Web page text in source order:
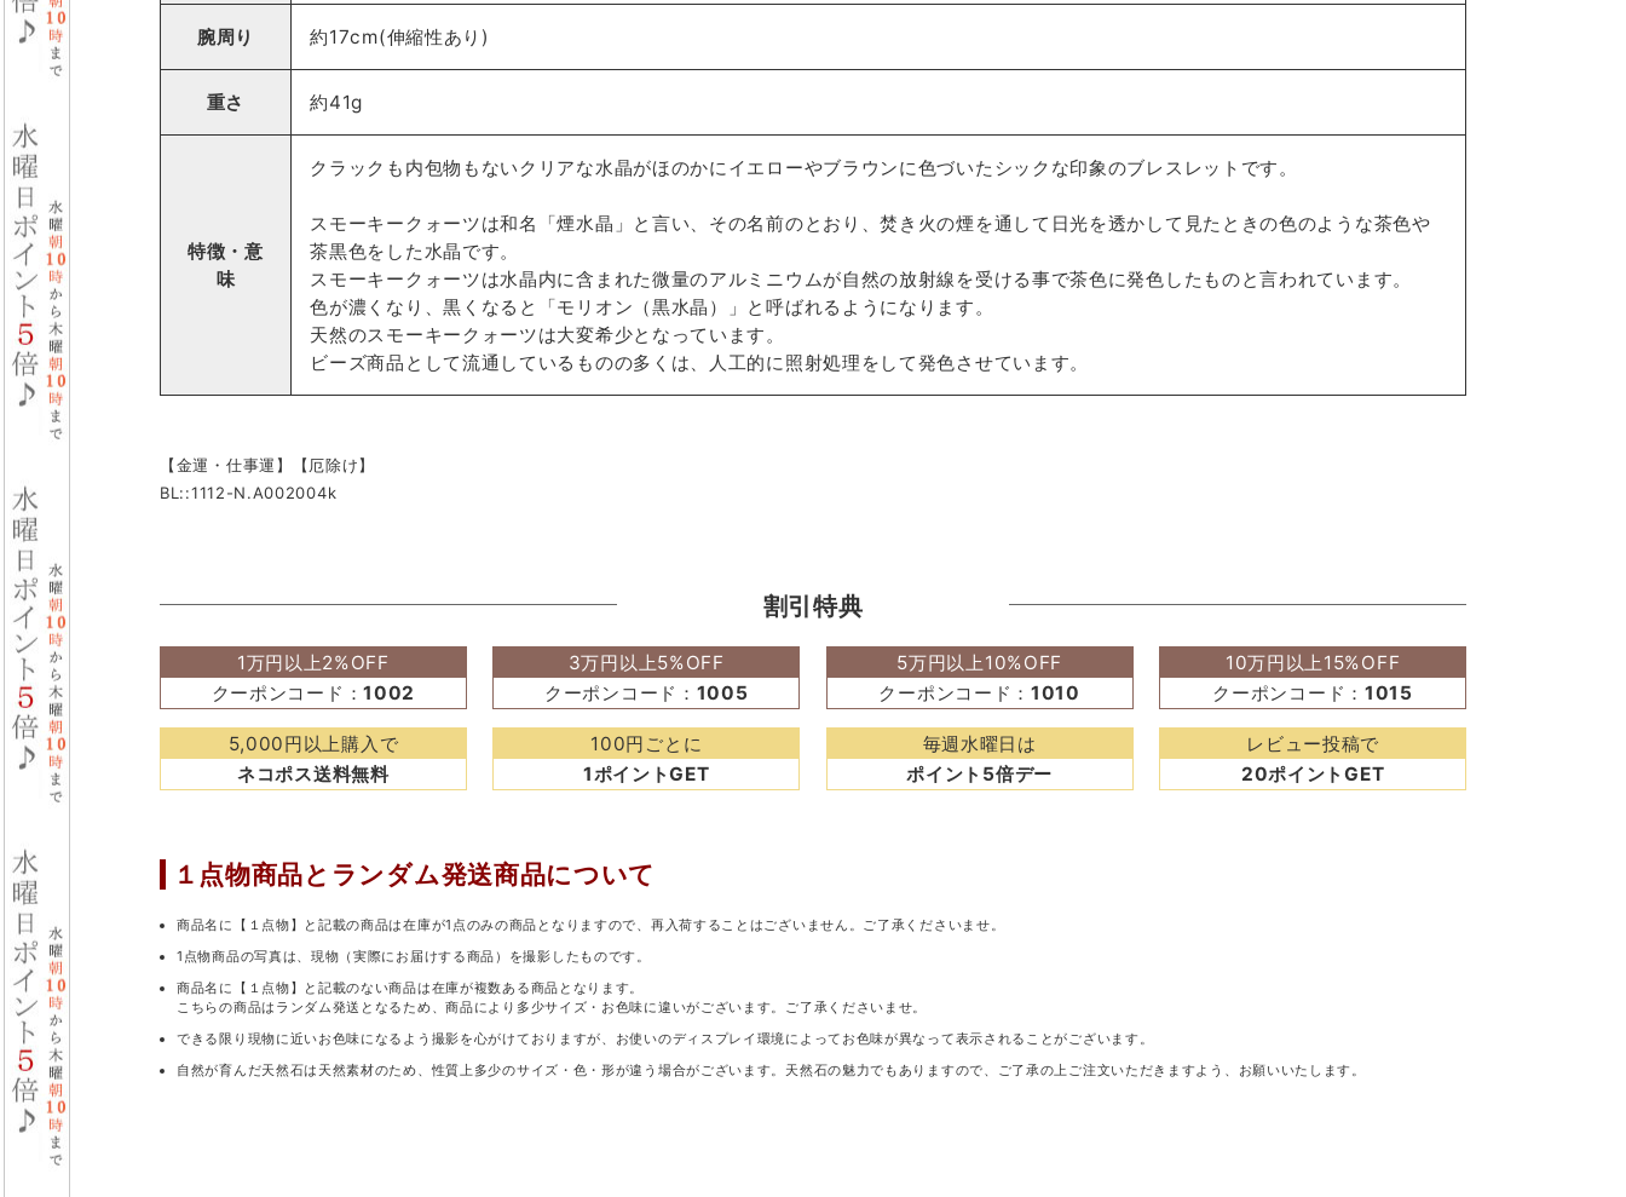
腕周り 約17cm(伸縮性あり)
重さ 約41g
特徴・意
味
クラックも内包物もないクリアな水晶がほのかにイエローやブラウンに色づいたシックな印象のブレスレットです。
スモーキークォーツは和名「煙水晶」と言い、その名前のとおり、焚き火の煙を通して日光を透かして見たときの色のような茶色や
茶黒色をした水晶です。
スモーキークォーツは水晶内に含まれた微量のアルミニウムが自然の放射線を受ける事で茶色に発色したものと言われています。
色が濃くなり、黒くなると「モリオン（黒水晶）」と呼ばれるようになります。
天然のスモーキークォーツは大変希少となっています。
ビーズ商品として流通しているものの多くは、人工的に照射処理をして発色させています。
【金運・仕事運】【厄除け】
BL::1112-N.A002004k
割引特典
1万円以上2%OFF
クーポンコード：1002
3万円以上5%OFF
クーポンコード： 1005
5万円以上10%OFF
クーポンコード：1010
10万円以上15%OFF
クーポンコード： 1015
5,000円以上購入で
ネコポス送料無料
100円ごとに
1ポイントGET
毎週水曜日は
ポイント5倍デー
レビュー投稿で
20ポイントGET
１点物商品と ランダム発送商品について
商品名に【１点物】と記載の商品は在庫が1点のみの商品となりますので、再入荷することはございません。ご了承くださいませ。
1点物商品の写真は、現物（実際にお届けする商品）を撮影したものです。
商品名に【１点物】と記載のない商品は在庫が複数ある商品となります。
こちらの商品はランダム発送となるため、商品により多少サイズ・お色味に違いがございます。ご了承くださいませ。
できる限り現物に近いお色味になるよう撮影を心がけておりますが、お使いのディスプレイ環境によってお色味が異なって表示されることがございます。
自然が育んだ天然石は天然素材のため、性質上多少のサイズ・色・形が違う場合がございます。天然石の魅力でもありますので、ご了承の上ご注文いただきますよう、お願いいたします。